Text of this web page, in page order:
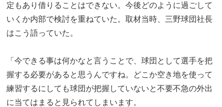
定もあり借りることはできない。今後どのように過ごして
いくか内部で検討を重ねていた。取材当時、三野球団社長
はこう語っていた。
「今できる事は何かなと言うことで、球団として選手を把
握する必要があると思うんですね。どこか空き地を使って
練習するにしても球団が把握していないと不要不急の外出
に当てはまると見られてしまいます。